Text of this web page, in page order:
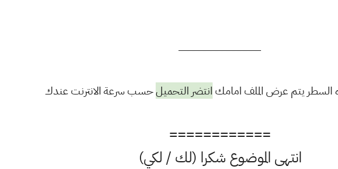
ــــــــــــــــــــــــــــــــــــــــــــــــــــــــــــــــــــ
السطر يتم عرض الملف امامكانتضر التحميلحسب سرعة الانترنت عندك
============
انتهى الموضوع شكرا (لك / لكي)